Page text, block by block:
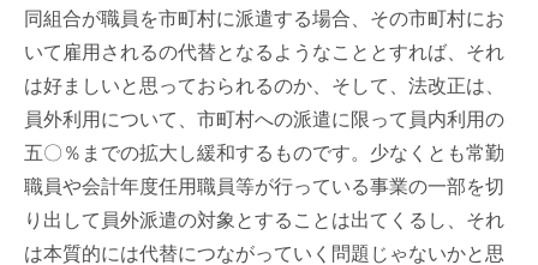
同組合が職員を市町村に派遣する場合、その市町村にお
いて雇用されるの代替となるようなこととすれば、それ
は好ましいと思っておられるのか、そして、法改正は、
員外利用について、市町村への派遣に限って員内利用の
五〇％までの拡大し緩和するものです。少なくとも常勤
職員や会計年度任用職員等が行っている事業の一部を切
り出して員外派遣の対象とすることは出てくるし、それ
は本質的には代替につながっていく問題じゃないかと思